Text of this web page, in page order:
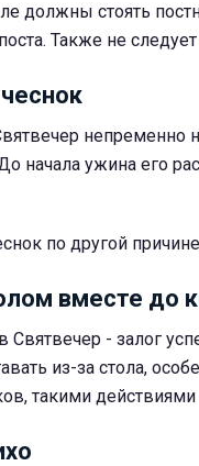
должны стоять
Также не
непременно
начала ужина его
по другой
вместе до
Святвечер - залог
из-за стола,
такими